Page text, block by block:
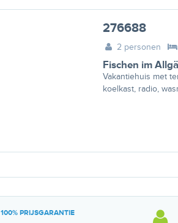
276688
2 personen
Fischen im
Vakantiehuis met
koelkast, radio,
100% PRIJSGARANTIE